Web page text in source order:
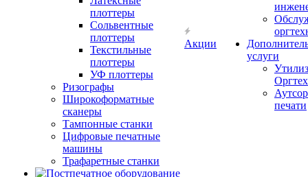
плоттеры
Сольвентные
плоттеры
Текстильные
плоттеры
УФ плоттеры
Ризографы
Широкоформатные
сканеры
Тампонные станки
Цифровые печатные
машины
Трафаретные станки
Акции
услуги
печати